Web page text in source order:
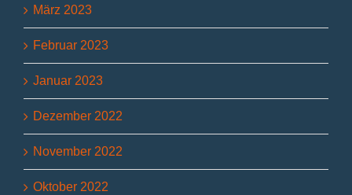
März 2023
Februar 2023
Januar 2023
Dezember 2022
November 2022
Oktober 2022